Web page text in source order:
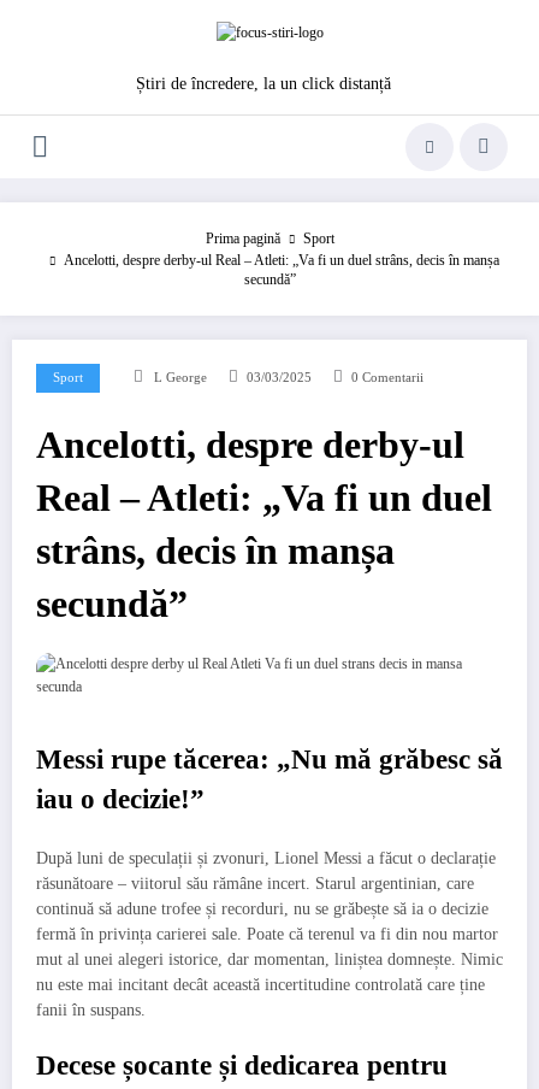
Știri de încredere, la un click distanță
Prima pagină
Sport
Ancelotti, despre derby-ul Real – Atleti: „Va fi un duel strâns, decis în manșa
secundă”
Sport L George 03/03/2025 0 Comentarii
Ancelotti, despre derby-ul
Real – Atleti: „Va fi un duel
strâns, decis în manșa
secundă”
Messi rupe tăcerea: „Nu mă grăbesc să
iau o decizie!”
După luni de speculații și zvonuri, Lionel Messi a făcut o declarație
răsunătoare – viitorul său rămâne incert. Starul argentinian, care
continuă să adune trofee și recorduri, nu se grăbește să ia o decizie
fermă în privința carierei sale. Poate că terenul va fi din nou martor
mut al unei alegeri istorice, dar momentan, liniștea domnește. Nimic
nu este mai incitant decât această incertitudine controlată care ține
fanii în suspans.
Decese șocante și dedicarea pentru